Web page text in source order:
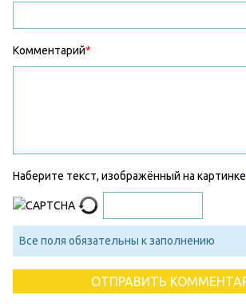
Комментарий
Наберите текст, изображённый на картинке
Все поля обязательны к заполнению